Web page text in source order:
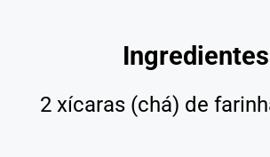
2 xícaras (chá) de